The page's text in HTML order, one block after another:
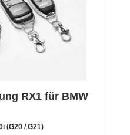
RX1 für BMW
(G20 / G21)